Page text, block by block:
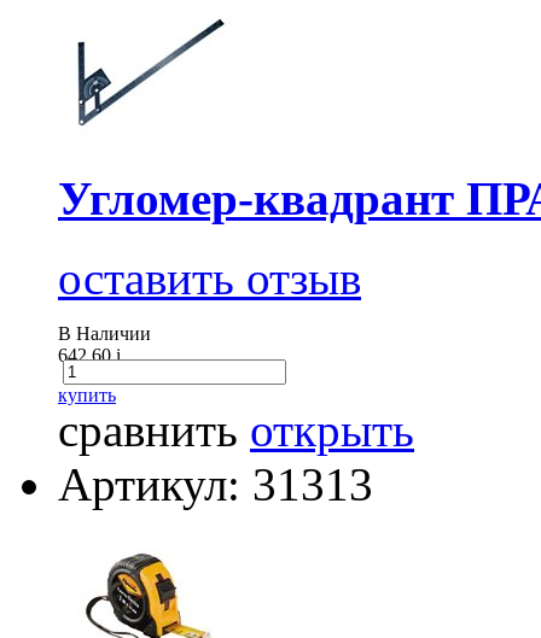
Угломер-квадрант
оставить отзыв
В Наличии
642.60i
купить
сравнить открыть
Артикул: 31313